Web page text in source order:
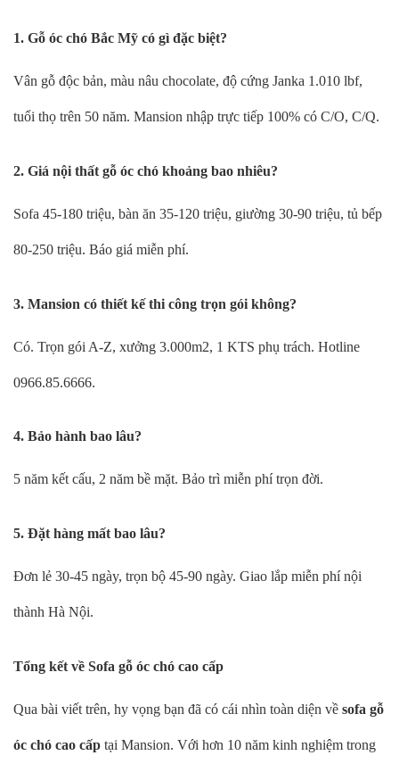
1. Gỗ óc chó Bắc Mỹ có gì đặc biệt?
Vân gỗ độc bản, màu nâu chocolate, độ cứng Janka 1.010 lbf,
tuổi thọ trên 50 năm. Mansion nhập trực tiếp 100% có C/O, C/Q.
2. Giá nội thất gỗ óc chó khoảng bao nhiêu?
Sofa 45-180 triệu, bàn ăn 35-120 triệu, giường 30-90 triệu, tủ bếp
80-250 triệu. Báo giá miễn phí.
3. Mansion có thiết kế thi công trọn gói không?
Có. Trọn gói A-Z, xưởng 3.000m2, 1 KTS phụ trách. Hotline
0966.85.6666.
4. Bảo hành bao lâu?
5 năm kết cấu, 2 năm bề mặt. Bảo trì miễn phí trọn đời.
5. Đặt hàng mất bao lâu?
Đơn lẻ 30-45 ngày, trọn bộ 45-90 ngày. Giao lắp miễn phí nội
thành Hà Nội.
Tổng kết về Sofa gỗ óc chó cao cấp
Qua bài viết trên, hy vọng bạn đã có cái nhìn toàn diện về sofa gỗ
óc chó cao cấp tại Mansion. Với hơn 10 năm kinh nghiệm trong